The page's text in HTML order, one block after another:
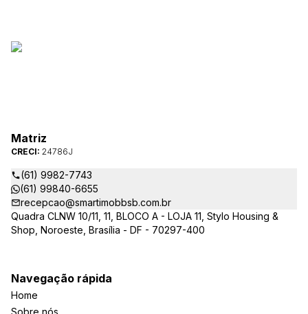
Matriz
CRECI: 24786J
(61) 9982-7743
(61) 99840-6655
recepcao@smartimobbsb.com.br
Quadra CLNW 10/11, 11, BLOCO A - LOJA 11, Stylo Housing &
Shop, Noroeste, Brasília - DF - 70297-400
Navegação rápida
Home
Sobre nós